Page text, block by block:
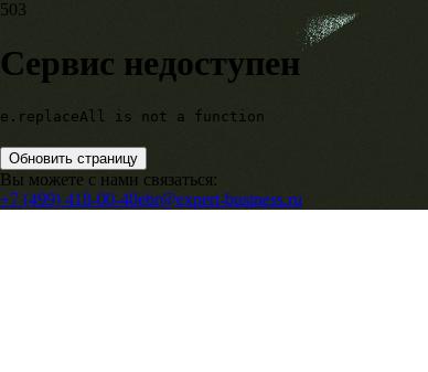
503
Сервис недоступен
e.replaceAll is not a function
Обновить страницу
Вы можете с нами связаться:
+7 (499) 418-00-40ebr@expert-business.ru